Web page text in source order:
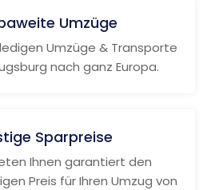
Umzüge
Umzüge & Transporte
nach ganz Europa.
Sparpreise
Ihnen garantiert den
Preis für Ihren Umzug von